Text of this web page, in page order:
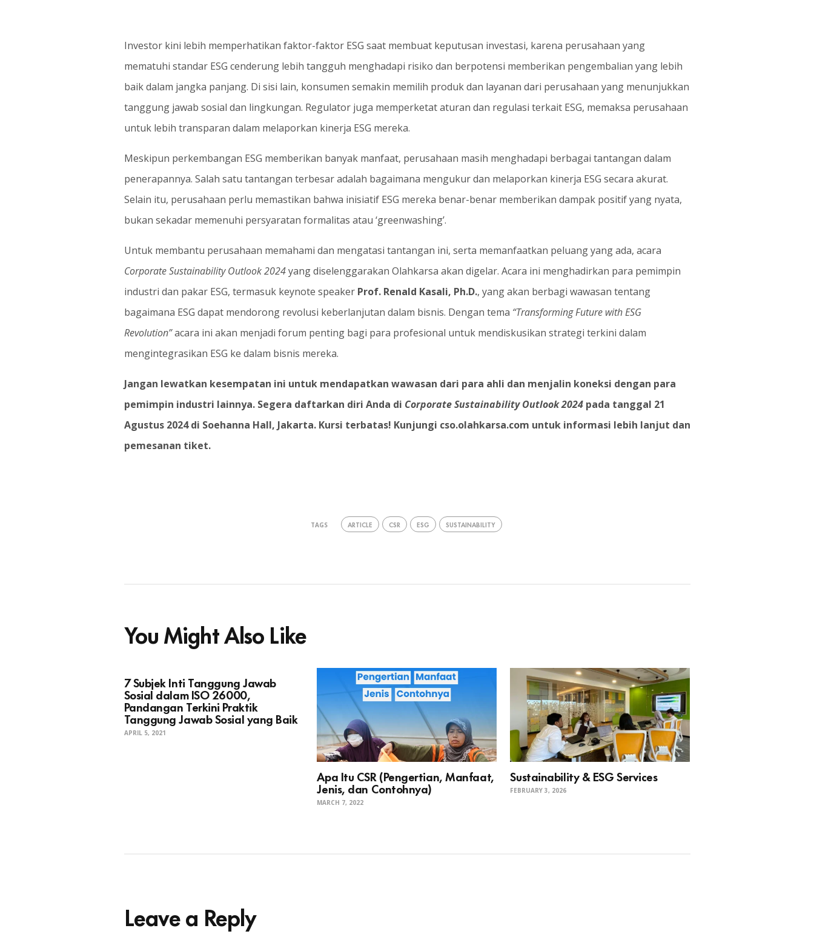
Investor kini lebih memperhatikan faktor-faktor ESG saat membuat keputusan investasi, karena perusahaan yang
mematuhi standar ESG cenderung lebih tangguh menghadapi risiko dan berpotensi memberikan pengembalian yang lebih
baik dalam jangka panjang. Di sisi lain, konsumen semakin memilih produk dan layanan dari perusahaan yang menunjukkan
tanggung jawab sosial dan lingkungan. Regulator juga memperketat aturan dan regulasi terkait ESG, memaksa perusahaan
untuk lebih transparan dalam melaporkan kinerja ESG mereka.
Meskipun perkembangan ESG memberikan banyak manfaat, perusahaan masih menghadapi berbagai tantangan dalam
penerapannya. Salah satu tantangan terbesar adalah bagaimana mengukur dan melaporkan kinerja ESG secara akurat.
Selain itu, perusahaan perlu memastikan bahwa inisiatif ESG mereka benar-benar memberikan dampak positif yang nyata,
bukan sekadar memenuhi persyaratan formalitas atau ‘greenwashing’.
Untuk membantu perusahaan memahami dan mengatasi tantangan ini, serta memanfaatkan peluang yang ada, acara
Corporate Sustainability Outlook 2024yang diselenggarakan Olahkarsa akan digelar. Acara ini menghadirkan para pemimpin
industri dan pakar ESG, termasuk keynote speaker Prof. Renald Kasali, Ph.D., yang akan berbagi wawasan tentang
bagaimana ESG dapat mendorong revolusi keberlanjutan dalam bisnis. Dengan tema “Transforming Future with ESG
Revolution”acara ini akan menjadi forum penting bagi para profesional untuk mendiskusikan strategi terkini dalam
mengintegrasikan ESG ke dalam bisnis mereka.
Jangan lewatkan kesempatan ini untuk mendapatkan wawasan dari para ahli dan menjalin koneksi dengan para
pemimpin industri lainnya. Segera daftarkan diri Anda di Corporate Sustainability Outlook 2024pada tanggal 21
Agustus 2024 di Soehanna Hall, Jakarta. Kursi terbatas! Kunjungi cso.olahkarsa.com untuk informasi lebih lanjut dan
pemesanan tiket.
TAGS ARTICLE CSR ESG SUSTAINABILITY
You Might Also Like
7 Subjek Inti Tanggung Jawab
Sosial dalam ISO 26000,
Pandangan Terkini Praktik
Tanggung Jawab Sosial yang Baik
APRIL 5, 2021
Apa Itu CSR (Pengertian, Manfaat,
Jenis, dan Contohnya)
MARCH 7, 2022
Sustainability & ESG Services
FEBRUARY 3, 2026
Leave a Reply